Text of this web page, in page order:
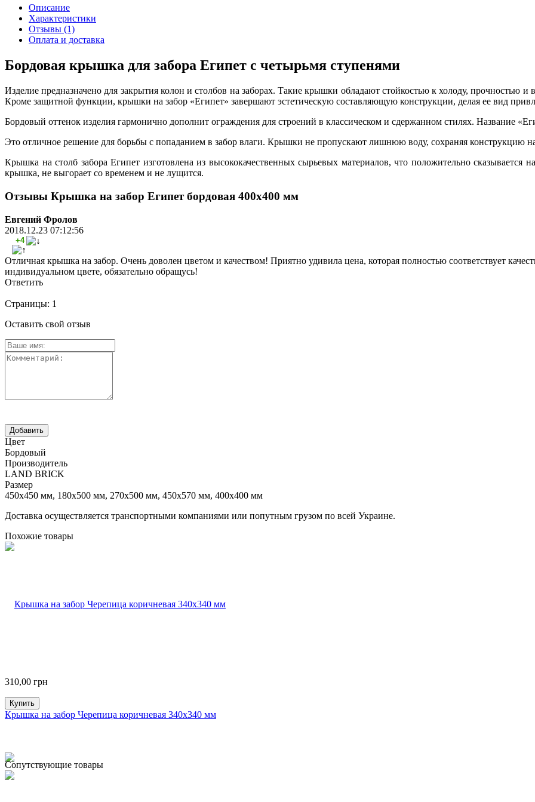
Описание
Характеристики
Отзывы (1)
Оплата и доставка
Бордовая крышка для забора Египет с четырьмя ступенями
Изделие предназначено для закрытия колон и столбов на заборах. Такие крышки обладают стойкостью к холоду, прочностью
Кроме защитной функции, крышки на забор «Египет» завершают эстетическую составляющую конструкции, делая ее вид
Бордовый оттенок изделия гармонично дополнит ограждения для строений в классическом и сдержанном стилях. Название
Это отличное решение для борьбы с попаданием в забор влаги. Крышки не пропускают лишнюю воду, сохраняя конструкцию
Крышка на столб забора Египет изготовлена из высококачественных сырьевых материалов, что положительно сказывается
крышка, не выгорает со временем и не лущится.
Отзывы Крышка на забор Египет бордовая 400х400 мм
Евгений Фролов
2018.12.23 07:12:56
+4
Отличная крышка на забор. Очень доволен цветом и качеством! Приятно удивила цена, которая полностью соответствует
индивидуальном цвете, обязательно обращусь!
Ответить
Страницы: 1
Оставить свой отзыв
Цвет
Бордовый
Производитель
LAND BRICK
Размер
450х450 мм, 180х500 мм, 270х500 мм, 450х570 мм, 400х400 мм
Доставка осуществляется транспортными компаниями или попутным грузом по всей Украине.
Похожие товары
310,00 грн
Купить
Крышка на забор Черепица коричневая 340х340 мм
Сопутствующие товары